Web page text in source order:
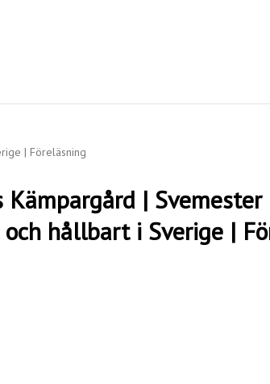
| Föreläsning
Kämpargård | Svemester
hållbart i Sverige |